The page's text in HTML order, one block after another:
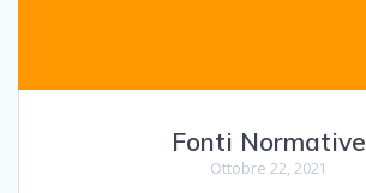
Fonti Normative
Ottobre 22, 2021